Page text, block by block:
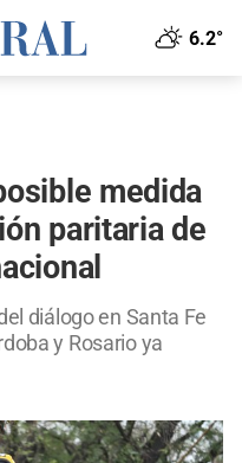
6.2°
medida
paritaria de
diálogo en Santa Fe
y Rosario ya